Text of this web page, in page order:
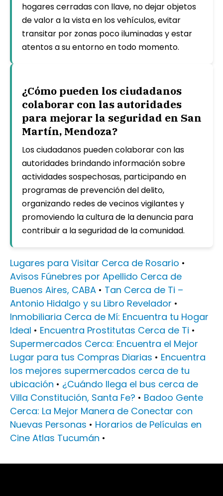
hogares cerradas con llave, no dejar objetos
de valor a la vista en los vehículos, evitar
transitar por zonas poco iluminadas y estar
atentos a su entorno en todo momento.
¿Cómo pueden los ciudadanos
colaborar con las autoridades
para mejorar la seguridad en San
Martín, Mendoza?
Los ciudadanos pueden colaborar con las
autoridades brindando información sobre
actividades sospechosas, participando en
programas de prevención del delito,
organizando redes de vecinos vigilantes y
promoviendo la cultura de la denuncia para
contribuir a la seguridad de la comunidad.
Lugares para Visitar Cerca de Rosario •
Avisos Fúnebres por Apellido Cerca de
Buenos Aires, CABA • Tan Cerca de Ti –
Antonio Hidalgo y su Libro Revelador •
Inmobiliaria Cerca de Mí: Encuentra tu Hogar
Ideal • Encuentra Prostitutas Cerca de Ti •
Supermercados Cerca: Encuentra el Mejor
Lugar para tus Compras Diarias • Encuentra
los mejores supermercados cerca de tu
ubicación • ¿Cuándo llega el bus cerca de
Villa Constitución, Santa Fe? • Badoo Gente
Cerca: La Mejor Manera de Conectar con
Nuevas Personas • Horarios de Películas en
Cine Atlas Tucumán •